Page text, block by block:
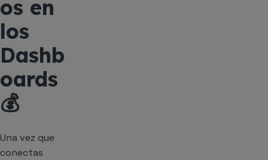
os en
los
Dashb
oards
💰
Una vez que
conectas